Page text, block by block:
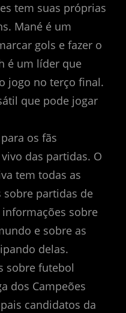
tem suas próprias
Mané é um
gols e fazer o
é um líder que
jogo no terço final.
que pode jogar
os fãs
das partidas. O
tem todas as
sobre partidas de
sobre
e sobre as
delas.
sobre futebol
dos Campeões
candidatos da